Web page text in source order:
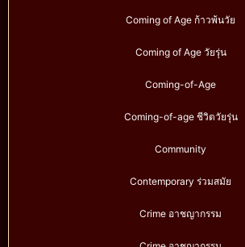
Coming of Age ก้าวพ้นวัย
Coming of Age วัยรุ่น
Coming-of-Age
Coming-of-age ชีวิตวัยรุ่น
Community
Contemporary ร่วมสมัย
Crime อาชญากรรม